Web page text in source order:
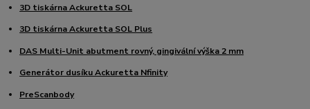
3D tiskárna Ackuretta SOL
3D tiskárna Ackuretta SOL Plus
DAS Multi-Unit abutment rovný, gingivální výška 2 mm
Generátor dusíku Ackuretta Nfinity
PreScanbody